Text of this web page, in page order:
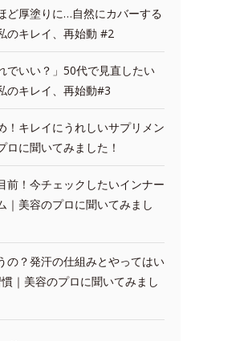
ど厚塗りに…自然にカバーする
のキレイ、再始動 #2
でいい？」50代で見直したい
のキレイ、再始動#3
！キレイにうれしいサプリメン
ロに聞いてみました！
前！今チェックしたいインナー
｜美容のプロに聞いてみまし
の？発汗の仕組みとやってはい
｜美容のプロに聞いてみまし